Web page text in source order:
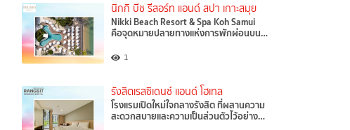
นิกกิ บีช รีสอร์ท แอนด์ สปา เกาะสมุย
Nikki Beach Resort & Spa Koh Samui
คือจุดหมายปลายทางแห่งการพักผ่อนบน…
1
รังสิตเรสซิเดนซ์ แอนด์ โฮเทล
โรงแรมเปิดใหม่ใจกลางรังสิต ที่ผสานความ
สะดวกสบายและความเป็นส่วนตัวไว้อย่าง…